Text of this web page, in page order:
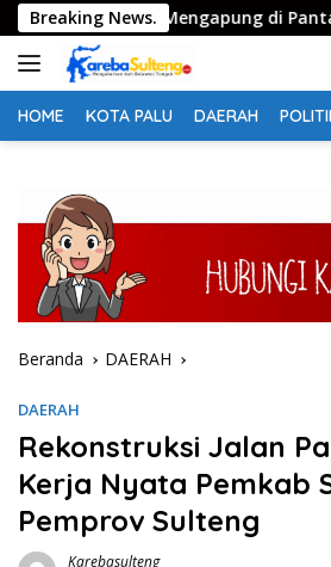
Langsung
ke
konten
Breaking News.
Mengapung di Pantai Lere
HOME KOTA PALU DAERAH
Beranda DAERAH
DAERAH
Rekonstruksi Jalan
Kerja Nyata Pemkab
Pemprov Sulteng
Karebasulteng